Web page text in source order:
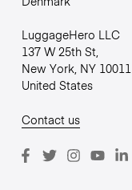
LuggageHero LLC
137 W 25th St,
New York, NY 10011
United States
Contact us